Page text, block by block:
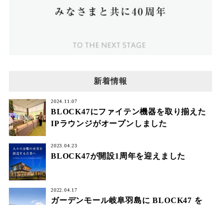
新着情報
2024.11.07
BLOCK47にファイテン機器を取り揃えた
IPラウンジがオープンしました
2023.04.23
BLOCK47が開設1周年を迎えました
2022.04.17
ガーデンモール岐阜羽島に BLOCK47 を